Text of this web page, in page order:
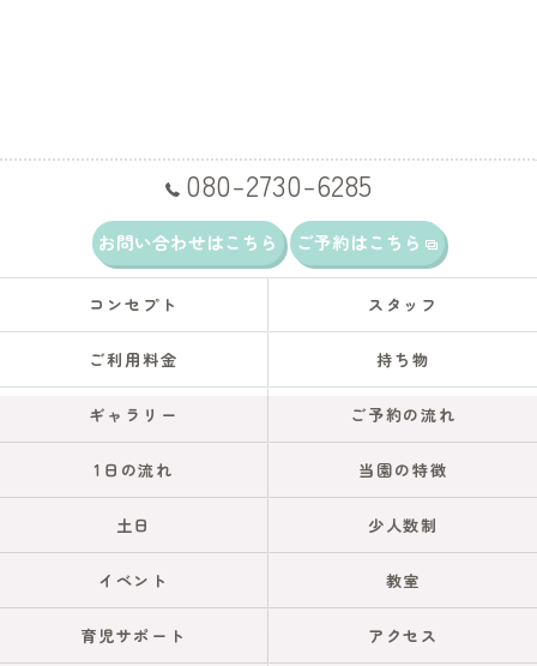
080-2730-6285
お問い合わせはこちら ご予約はこちら
コンセプト スタッフ
ご利用料金 持ち物
ギャラリー ご予約の流れ
1日の流れ 当園の特徴
土日 少人数制
イベント 教室
育児サポート アクセス